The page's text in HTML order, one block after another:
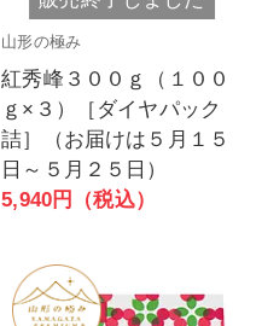
山形の極み
紅秀峰３００ｇ（１００
ｇ×３）［ダイヤパック
詰］（お届けは５月１５
日～５月２５日）
5,940円（税込）